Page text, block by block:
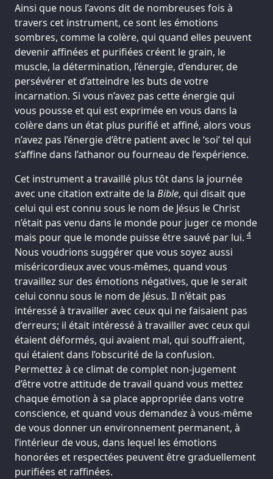
Ainsi que nous l’avons dit de nombreuses fois à
travers cet instrument, ce sont les émotions
sombres, comme la colère, qui quand elles peuvent
devenir affinées et purifiées créent le grain, le
muscle, la détermination, l’énergie, d’endurer, de
persévérer et d’atteindre les buts de votre
incarnation. Si vous n’avez pas cette énergie qui
vous pousse et qui est exprimée en vous dans la
colère dans un état plus purifié et affiné, alors vous
n’avez pas l’énergie d’être patient avec le ‘soi’ tel qui
s’affine dans l’athanor ou fourneau de l’expérience.
Cet instrument a travaillé plus tôt dans la journée
avec une citation extraite de la Bible, qui disait que
celui qui est connu sous le nom de Jésus le Christ
n’était pas venu dans le monde pour juger ce monde
mais pour que le monde puisse être sauvé par lui. 4
Nous voudrions suggérer que vous soyez aussi
miséricordieux avec vous-mêmes, quand vous
travaillez sur des émotions négatives, que le serait
celui connu sous le nom de Jésus. Il n’était pas
intéressé à travailler avec ceux qui ne faisaient pas
d’erreurs; il était intéressé à travailler avec ceux qui
étaient déformés, qui avaient mal, qui souffraient,
qui étaient dans l’obscurité de la confusion.
Permettez à ce climat de complet non-jugement
d’être votre attitude de travail quand vous mettez
chaque émotion à sa place appropriée dans votre
conscience, et quand vous demandez à vous-même
de vous donner un environnement permanent, à
l’intérieur de vous, dans lequel les émotions
honorées et respectées peuvent être graduellement
purifiées et raffinées.